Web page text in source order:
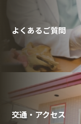
よくあるご質問
交通・アクセス